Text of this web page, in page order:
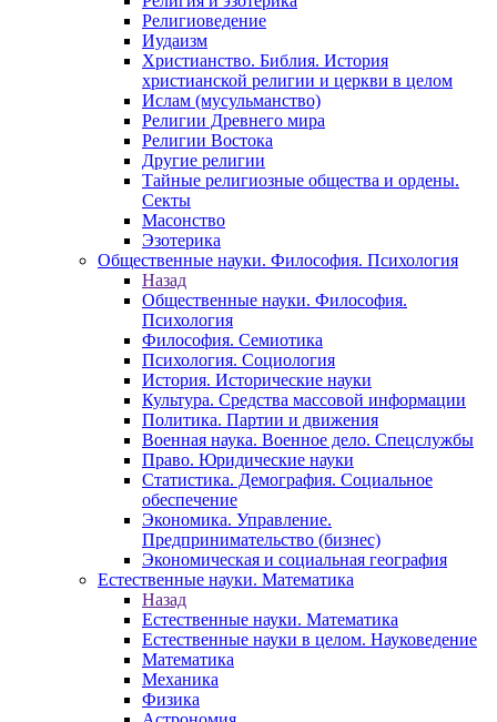
Религиоведение
Иудаизм
Христианство. Библия. История
христианской религии и церкви в целом
Ислам (мусульманство)
Религии Древнего мира
Религии Востока
Другие религии
Тайные религиозные общества и ордены.
Секты
Масонство
Эзотерика
Общественные науки. Философия. Психология
Назад
Общественные науки. Философия.
Психология
Философия. Семиотика
Психология. Социология
История. Исторические науки
Культура. Средства массовой информации
Политика. Партии и движения
Военная наука. Военное дело. Спецслужбы
Право. Юридические науки
Статистика. Демография. Социальное
обеспечение
Экономика. Управление.
Предпринимательство (бизнес)
Экономическая и социальная география
Естественные науки. Математика
Назад
Естественные науки. Математика
Естественные науки в целом. Науковедение
Математика
Механика
Физика